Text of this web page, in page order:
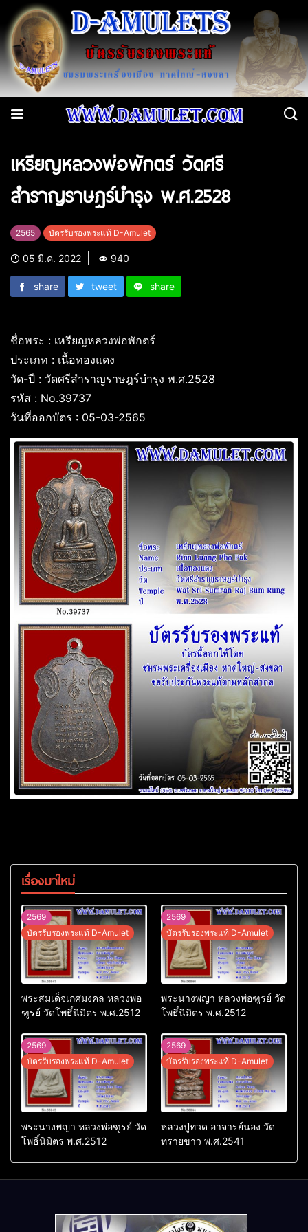
เหรียญหลวงพ่อพักตร์ วัดศรี
สำราญราษฎร์บำรุง พ.ศ.2528
2565 บัตรรับรองพระแท้ D-Amulet
05 มี.ค. 2022 940
share tweet share
ชื่อพระ : เหรียญหลวงพ่อพักตร์
ประเภท : เนื้อทองแดง
วัด-ปี : วัดศรีสำราญราษฎร์บำรุง พ.ศ.2528
รหัส : No.39737
วันที่ออกบัตร : 05-03-2565
เรื่องมาใหม่
2569
บัตรรับรองพระแท้ D-Amulet
พระสมเด็จเกศมงคล หลวงพ่อ
ฑูรย์ วัดโพธิ์นิมิตร พ.ศ.2512
2569
บัตรรับรองพระแท้ D-Amulet
พระนางพญา หลวงพ่อฑูรย์ วัด
โพธิ์นิมิตร พ.ศ.2512
2569
บัตรรับรองพระแท้ D-Amulet
พระนางพญา หลวงพ่อฑูรย์ วัด
โพธิ์นิมิตร พ.ศ.2512
2569
บัตรรับรองพระแท้ D-Amulet
หลวงปู่ทวด อาจารย์นอง วัด
ทรายขาว พ.ศ.2541